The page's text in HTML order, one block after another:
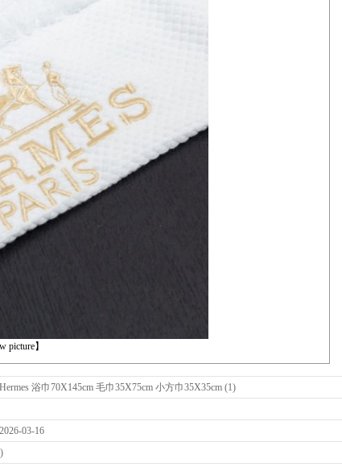
picture】
Hermes 浴巾70X145cm 毛巾35X75cm 小方巾35X35cm (1)
2026-03-16